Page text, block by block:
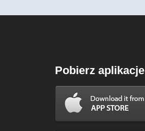
Pobierz aplikacje